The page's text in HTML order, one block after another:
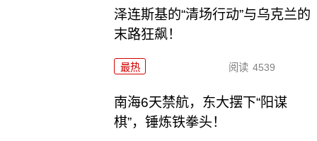
泽连斯基的“清场行动”与乌克兰的
末路狂飙！
最热 阅读 4539
南海6天禁航，东大摆下“阳谋
棋”，锤炼铁拳头！